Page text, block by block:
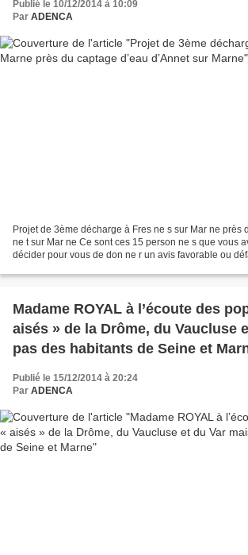
Publié le 10/12/2014 à 10:09
Par ADENCA
Projet de 3ème décharge à Fres ne s sur Mar ne près
ne t sur Mar ne Ce sont ces 15 person ne s que vous
décider pour vous de don ne r un avis favorable ou
Madame ROYAL à l’écoute des
aisés » de la Drôme, du Vaucluse
pas des habitants de Seine et
Publié le 15/12/2014 à 20:24
Par ADENCA